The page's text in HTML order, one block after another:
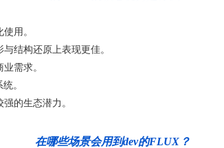
用。
结构还原上表现更佳。
需求。
。
的生态潜力。
在哪些场景会用到dev的FLUX？